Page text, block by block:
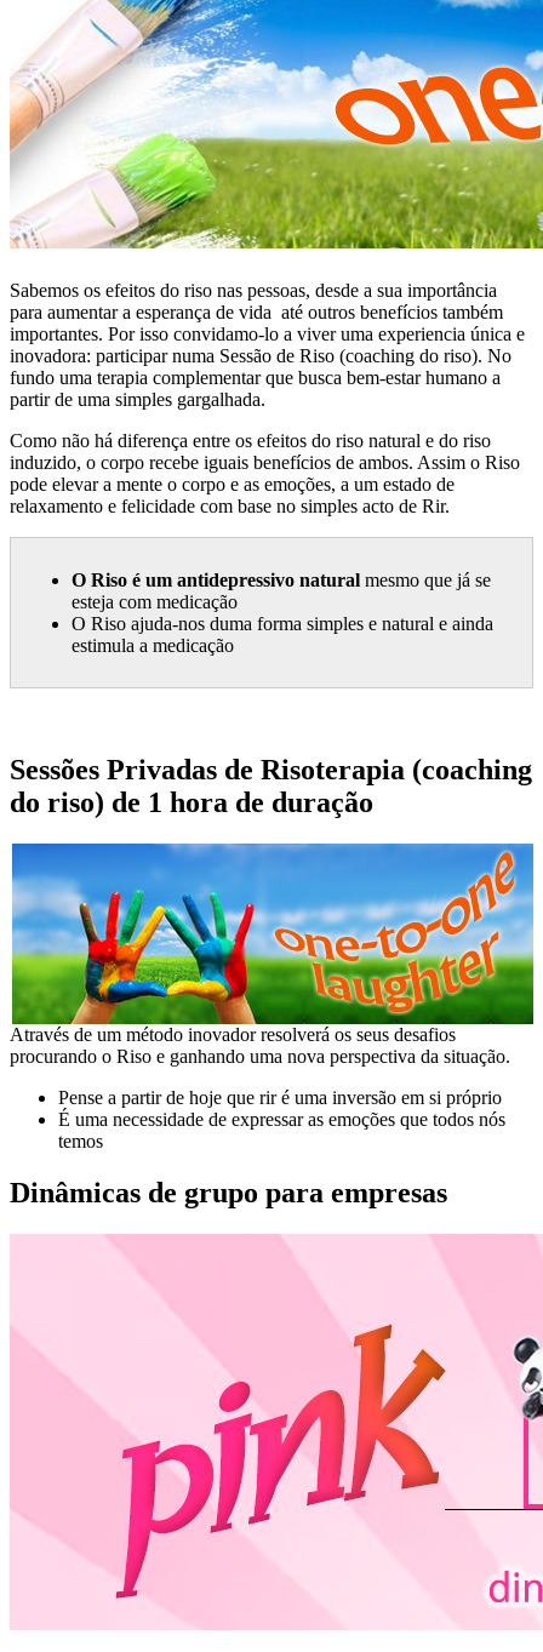
Sabemos os efeitos do riso nas pessoas, desde a sua importância
para aumentar a esperança de vida até outros benefícios também
importantes. Por isso convidamo-lo a viver uma experiencia única e
inovadora: participar numa Sessão de Riso (coaching do riso). No
fundo uma terapia complementar que busca bem-estar humano a
partir de uma simples gargalhada.
Como não há diferença entre os efeitos do riso natural e do riso
induzido, o corpo recebe iguais benefícios de ambos. Assim o Riso
pode elevar a mente o corpo e as emoções, a um estado de
relaxamento e felicidade com base no simples acto de Rir.
O Riso é um antidepressivo naturalmesmo que já se
esteja com medicação
O Riso ajuda-nos duma forma simples e natural e ainda
estimula a medicação
Sessões Privadas de Risoterapia (coaching
do riso) de 1 hora de duração
Através de um método inovador resolverá os seus desafios
procurando o Riso e ganhando uma nova perspectiva da situação.
Pense a partir de hoje que rir é uma inversão em si próprio
É uma necessidade de expressar as emoções que todos nós
temos
Dinâmicas de grupo para empresas